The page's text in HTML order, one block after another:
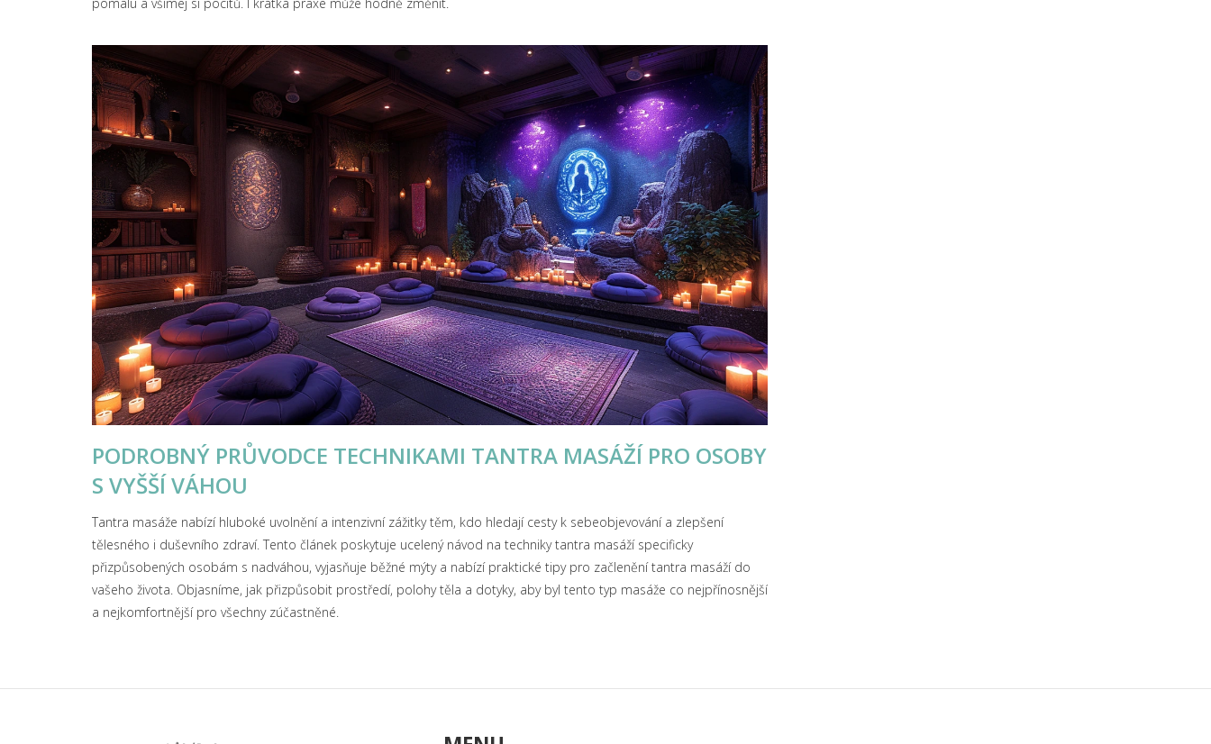
PODROBNÝ PRŮVODCE TECHNIKAMI TANTRA MASÁŽÍ PRO OSOBY
S VYŠŠÍ VÁHOU
Tantra masáže nabízí hluboké uvolnění a intenzivní zážitky těm, kdo hledají cesty k sebeobjevování a zlepšení
tělesného i duševního zdraví. Tento článek poskytuje ucelený návod na techniky tantra masáží specificky
přizpůsobených osobám s nadváhou, vyjasňuje běžné mýty a nabízí praktické tipy pro začlenění tantra masáží do
vašeho života. Objasníme, jak přizpůsobit prostředí, polohy těla a dotyky, aby byl tento typ masáže co nejpřínosnější
a nejkomfortnější pro všechny zúčastněné.